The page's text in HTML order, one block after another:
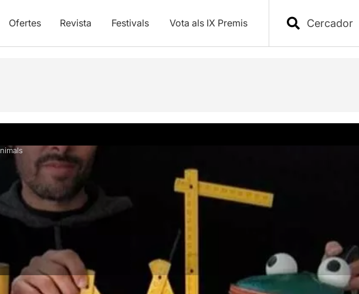
Ofertes Revista Festivals Vota als IX Premis